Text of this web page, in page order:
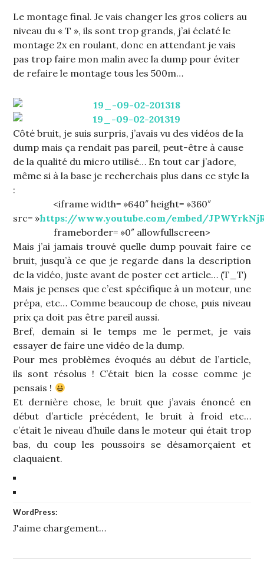
Le montage final. Je vais changer les gros coliers au
niveau du « T », ils sont trop grands, j’ai éclaté le
montage 2x en roulant, donc en attendant je vais
pas trop faire mon malin avec la dump pour éviter
de refaire le montage tous les 500m…
Côté bruit, je suis surpris, j’avais vu des vidéos de la
dump mais ça rendait pas pareil, peut-être à cause
de la qualité du micro utilisé… En tout car j’adore,
même si à la base je recherchais plus dans ce style la
:
<iframe width= »640″ height= »360″
src= »https://www.youtube.com/embed/
frameborder= »0″ allowfullscreen>
Mais j’ai jamais trouvé quelle dump pouvait faire ce
bruit, jusqu’à ce que je regarde dans la description
de la vidéo, juste avant de poster cet article… (T_T)
Mais je penses que c’est spécifique à un moteur, une
prépa, etc… Comme beaucoup de chose, puis niveau
prix ça doit pas être pareil aussi.
Bref, demain si le temps me le permet, je vais
essayer de faire une vidéo de la dump.
Pour mes problèmes évoqués au début de l’article,
ils sont résolus ! C’était bien la cosse comme je
pensais !
Et dernière chose, le bruit que j’avais énoncé en
début d’article précédent, le bruit à froid etc…
c’était le niveau d’huile dans le moteur qui était trop
bas, du coup les poussoirs se désamorçaient et
claquaient.
WordPress:
J'aime chargement…